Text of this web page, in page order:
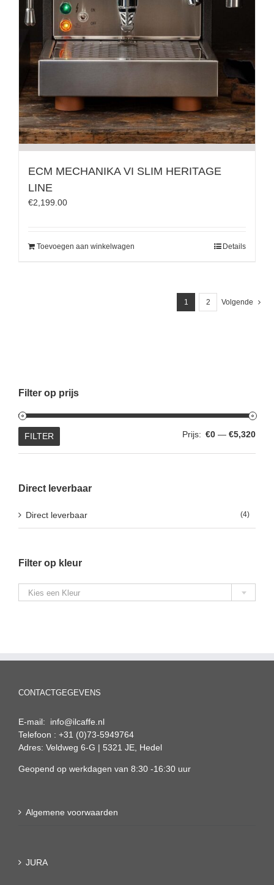
ECM MECHANIKA VI SLIM HERITAGE
LINE
€2,199.00
Toevoegen aan winkelwagen Details
1 2 Volgende
Filter op prijs
Min.
Max.
FILTER Prijs: €0 — €5,320
Direct leverbaar
Direct leverbaar (4)
Filter op kleur

Kies een Kleur
CONTACTGEGEVENS
E-mail: info@ilcaffe.nl
Telefoon : +31 (0)73-5949764
Adres: Veldweg 6-G | 5321 JE, Hedel
Geopend op werkdagen van 8:30 -16:30 uur
Algemene voorwaarden
JURA